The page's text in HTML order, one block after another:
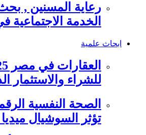
رعاية المسنين ,
الخدمة
ابحاث علمية
للشراء والاستثمار
تؤثر السوشيال